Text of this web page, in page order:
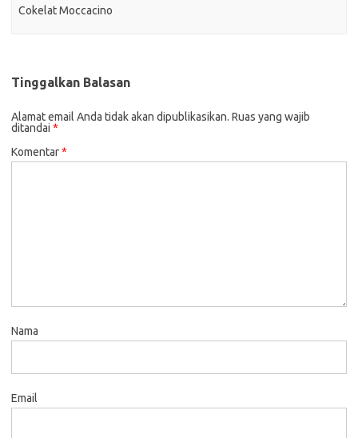
Cokelat Moccacino
Tinggalkan Balasan
Alamat email Anda tidak akan dipublikasikan. Ruas yang wajib
ditandai *
Komentar*
Nama
Email